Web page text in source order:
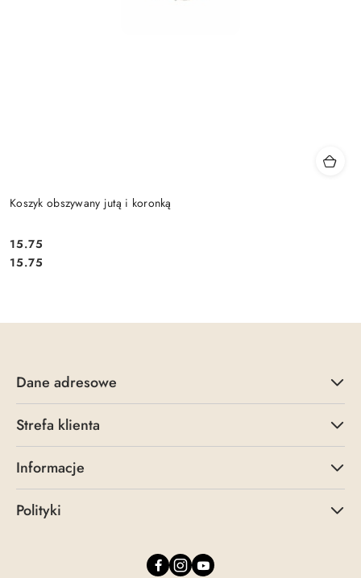
Koszyk obszywany jutą i koronką
Cena:
15.75
Cena:
15.75
Dane adresowe
Strefa klienta
Informacje
Polityki